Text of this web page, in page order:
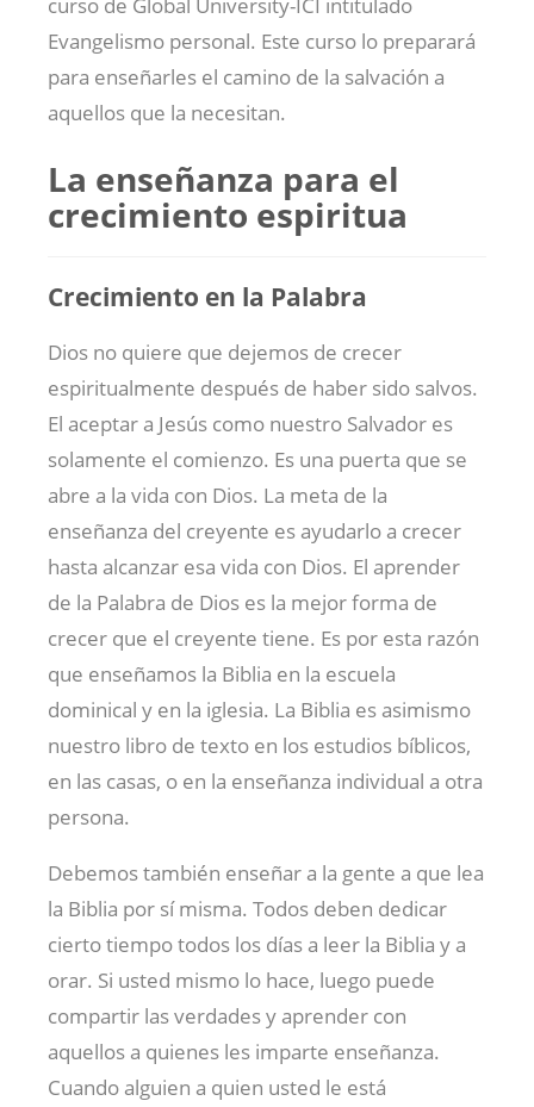
Evangelismo personal. Este curso lo preparará
para enseñarles el camino de la salvación a
aquellos que la necesitan.
La enseñanza para el
crecimiento espiritua
Crecimiento en la Palabra
Dios no quiere que dejemos de crecer
espiritualmente después de haber sido salvos.
El aceptar a Jesús como nuestro Salvador es
solamente el comienzo. Es una puerta que se
abre a la vida con Dios. La meta de la
enseñanza del creyente es ayudarlo a crecer
hasta alcanzar esa vida con Dios. El aprender
de la Palabra de Dios es la mejor forma de
crecer que el creyente tiene. Es por esta razón
que enseñamos la Biblia en la escuela
dominical y en la iglesia. La Biblia es asimismo
nuestro libro de texto en los estudios bíblicos,
en las casas, o en la enseñanza individual a otra
persona.
Debemos también enseñar a la gente a que lea
la Biblia por sí misma. Todos deben dedicar
cierto tiempo todos los días a leer la Biblia y a
orar. Si usted mismo lo hace, luego puede
compartir las verdades y aprender con
aquellos a quienes les imparte enseñanza.
Cuando alguien a quien usted le está